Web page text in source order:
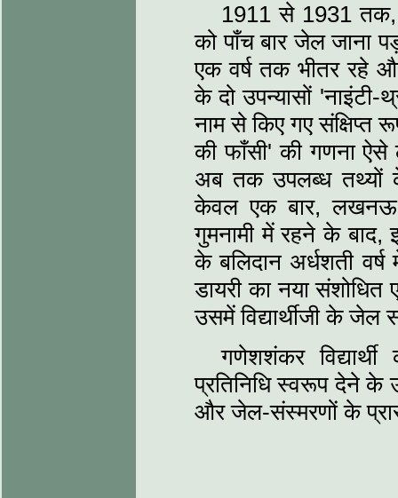
1911 से 1931 तक,
को पाँच बार जेल जाना
एक वर्ष तक भीतर रहे
के दो उपन्‍यासों
नाम से किए गए संक्षिप्‍त
की फाँसी' की गणना
अब तक उपलब्‍ध तथ्‍यों के
केवल एक बार,
गुमनामी में रहने के बाद,
के बलिदान अर्धशती
डायरी का नया संशोधित
उसमें विद्यार्थीजी के जेल
गणेशशंकर
प्रतिनिधि स्‍वरूप देने
और जेल-संस्‍मरणों के